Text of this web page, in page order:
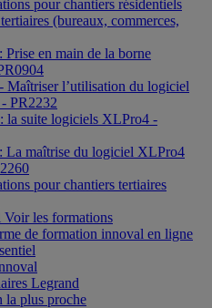
pour chantiers résidentiels
(bureaux, commerces,
en main de la borne
Maîtriser l’utilisation du logiciel
PR2232
la suite logiciels XLPro4 -
La maîtrise du logiciel XLPro4
pour chantiers tertiaires
Voir les formations
de formation innoval en ligne
Legrand
la plus proche